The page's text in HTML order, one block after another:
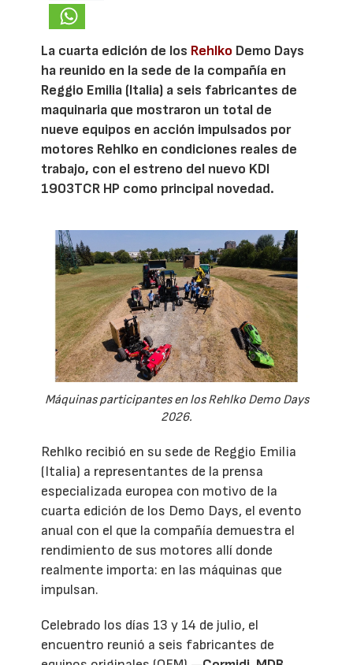
La cuarta edición de los Rehlko Demo Days
ha reunido en la sede de la compañía en
Reggio Emilia (Italia) a seis fabricantes de
maquinaria que mostraron un total de
nueve equipos en acción impulsados por
motores Rehlko en condiciones reales de
trabajo, con el estreno del nuevo KDI
1903TCR HP como principal novedad.
Máquinas participantes en los Rehlko Demo Days
2026.
Rehlko recibió en su sede de Reggio Emilia
(Italia) a representantes de la prensa
especializada europea con motivo de la
cuarta edición de los Demo Days, el evento
anual con el que la compañía demuestra el
rendimiento de sus motores allí donde
realmente importa: en las máquinas que
impulsan.
Celebrado los días 13 y 14 de julio, el
encuentro reunió a seis fabricantes de